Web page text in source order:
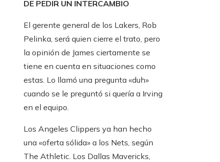
DE PEDIR UN INTERCAMBIO
El gerente general de los Lakers, Rob
Pelinka, será quien cierre el trato, pero
la opinión de James ciertamente se
tiene en cuenta en situaciones como
estas. Lo llamó una pregunta «duh»
cuando se le preguntó si quería a Irving
en el equipo.
Los Angeles Clippers ya han hecho
una «oferta sólida» a los Nets, según
The Athletic. Los Dallas Mavericks,